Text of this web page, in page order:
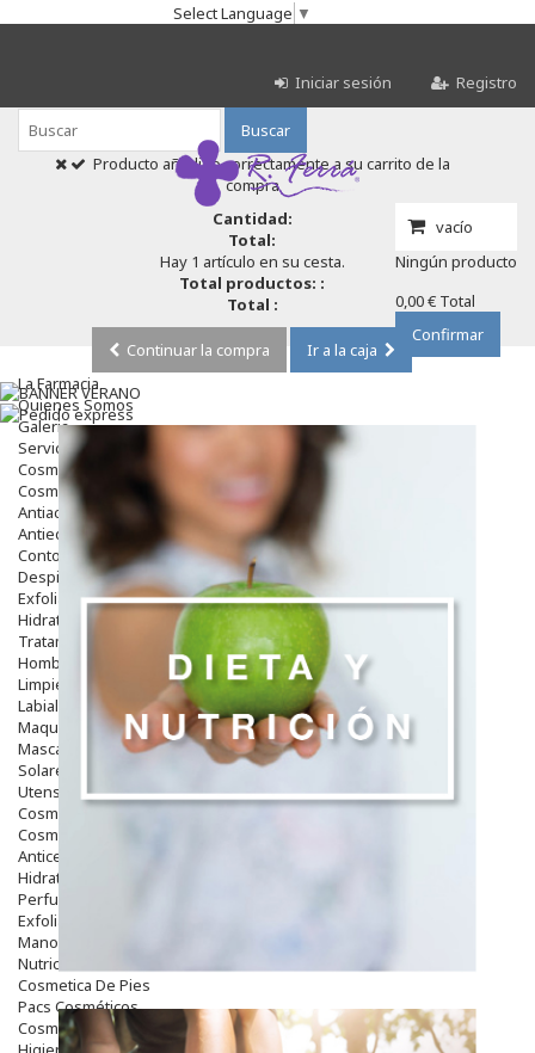
Select Language ▼
Iniciar sesión Registro
Buscar
vacío
Ningún producto
0,00 € Total
Confirmar
Producto añadido correctamente a su carrito de la
compra
Cantidad:
Total:
Hay 1 artículo en su cesta.
Total productos: :
Total :
Continuar la compra
Ir a la caja
La Farmacia
Quienes Somos
Galeria
Servicios
Cosmética
Cosmética Facial
Antiacné
Antiedad
Contorno De Ojos
Despigmentantes
Exfoliantes
Hidratantes
Tratamientos De Noche
Hombre
Limpieza
Labiales
Maquillajes Y Color
Mascarillas
Solares
Utensilios
Cosmética Capilar
Cosmética Corporal
Anticelulíticos
Hidratantes Corporales
Perfumes Y Colonias
Exfoliantes Corporales
Manos Y Uñas
Nutricosmética
Cosmetica De Pies
Pacs Cosméticos
Cosmetica Facial Piel Sensible